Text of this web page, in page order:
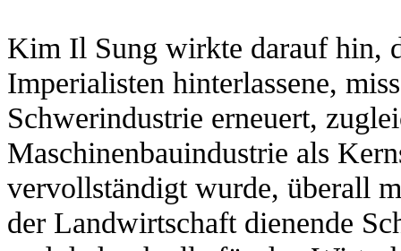
Kim Il Sung wirkte darauf hin,
Imperialisten hinterlassene,
Schwerindustrie erneuert,
Maschinenbauindustrie als
vervollständigt wurde, überall
der Landwirtschaft dienende